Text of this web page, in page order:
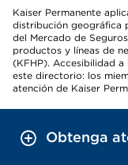
Kaiser Permanente
distribución geográfica
del Mercado de
productos y líneas de
(KFHP). Accesibilidad
este directorio: los
atención de Kaiser
Obtenga